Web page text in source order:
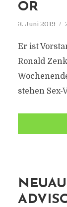
OR
3. Juni 2019
Er ist
Ronald
stehen